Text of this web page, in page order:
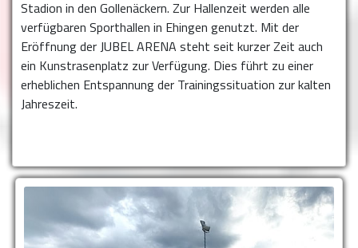
Stadion in den Gollenäckern. Zur Hallenzeit werden alle
verfügbaren Sporthallen in Ehingen genutzt. Mit der
Eröffnung derJUBEL ARENA steht seit kurzer Zeit auch
ein Kunstrasenplatz zur Verfügung. Dies führt zu einer
erheblichen Entspannung der Trainingssituation zur kalten
Jahreszeit.